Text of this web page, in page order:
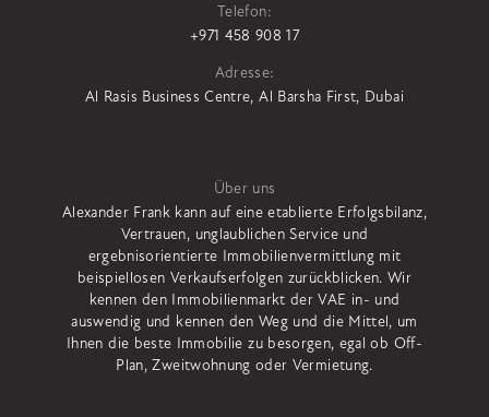
Telefon:
+971 458 908 17
Adresse:
Al Rasis Business Centre, Al Barsha First, Dubai
Über uns
Alexander Frank kann auf eine etablierte Erfolgsbilanz,
Vertrauen, unglaublichen Service und
ergebnisorientierte Immobilienvermittlung mit
beispiellosen Verkaufserfolgen zurückblicken. Wir
kennen den Immobilienmarkt der VAE in- und
auswendig und kennen den Weg und die Mittel, um
Ihnen die beste Immobilie zu besorgen, egal ob Off-
Plan, Zweitwohnung oder Vermietung.